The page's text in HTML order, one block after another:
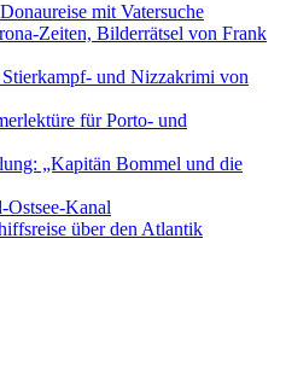
mit Vatersuche
Zeiten, Bilderrätsel von Frank
und Nizzakrimi von
für Porto- und
„Kapitän Bommel und die
Kanal
über den Atlantik